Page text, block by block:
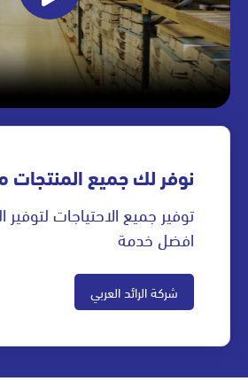
نوفر لك جميع المنتجات
توفير جميع الاحتياجات
افضل خدمة
شركة الرائد العربي